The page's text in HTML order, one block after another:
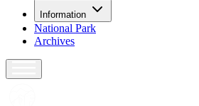
Information
National Park
Archives